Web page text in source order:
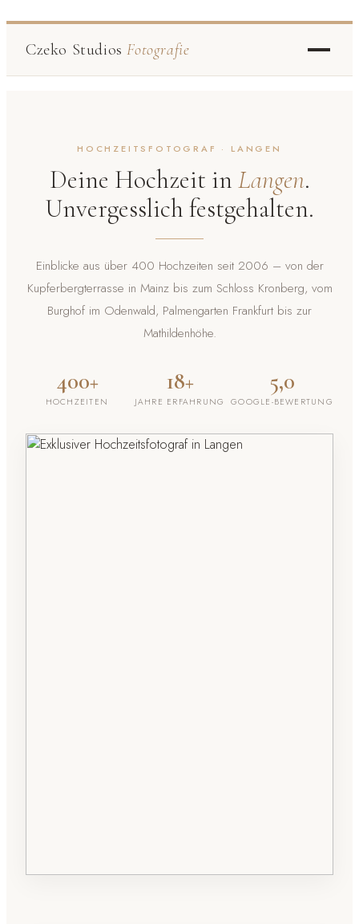
Czeko StudiosFotografie
HOCHZEITSFOTOGRAF · LANGEN
Deine Hochzeit in Langen.
Unvergesslich festgehalten.
Einblicke aus über 400 Hochzeiten seit 2006 – von der
Kupferbergterrasse in Mainz bis zum Schloss Kronberg, vom
Burghof im Odenwald, Palmengarten Frankfurt bis zur
Mathildenhöhe.
400+
HOCHZEITEN
18+
JAHRE ERFAHRUNG
5,0
GOOGLE-BEWERTUNG